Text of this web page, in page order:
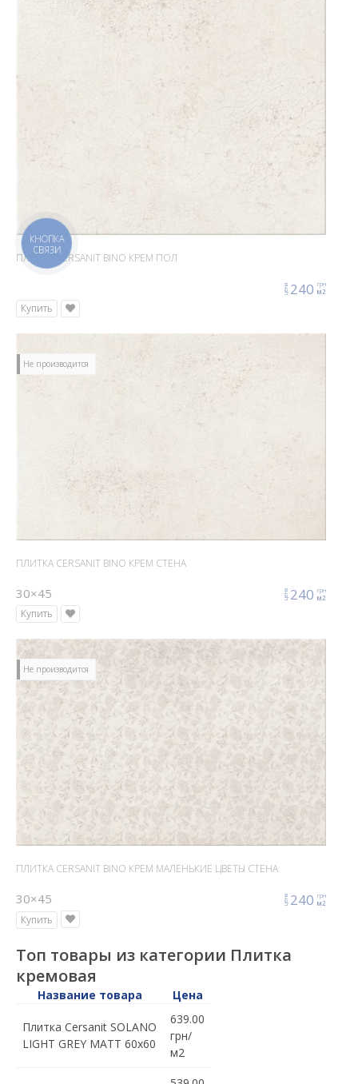
ПЛИТКА CERSANIT BINO КРЕМ ПОЛ
цена 240 грн
м2
Купить
Не производится
ПЛИТКА CERSANIT BINO КРЕМ СТЕНА
30×45 цена 240 грн
м2
Купить
Не производится
ПЛИТКА CERSANIT BINO КРЕМ МАЛЕНЬКИЕ ЦВЕТЫ СТЕНА
30×45 цена 240 грн
м2
Купить
Топ товары из категории Плитка
кремовая
Название товара Цена
Плитка Cersanit SOLANO
LIGHT GREY MATT 60x60
639.00
грн/
м2